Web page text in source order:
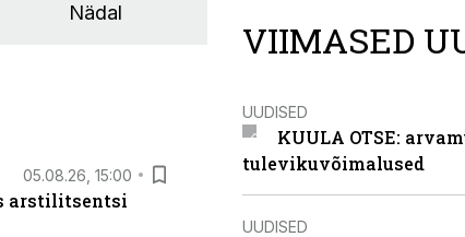
Nädal
05.08.26, 15:00
arstilitsentsi
VIIMASED
UUDISED
KUULA OTSE:
tulevikuvõimalused
UUDISED